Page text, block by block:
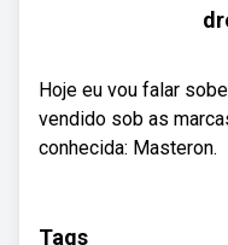
Hoje eu vou falar
vendido sob as
conhecida: Masteron.
Tags